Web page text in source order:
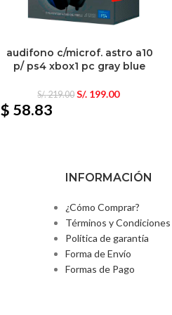
audifono c/microf. astro a10
p/ ps4 xbox1 pc gray blue
S/.219.00 S/. 199.00
$ 58.83
INFORMACIÓN
¿Cómo Comprar?
Términos y Condiciones
Política de garantía
Forma de Envío
Formas de Pago